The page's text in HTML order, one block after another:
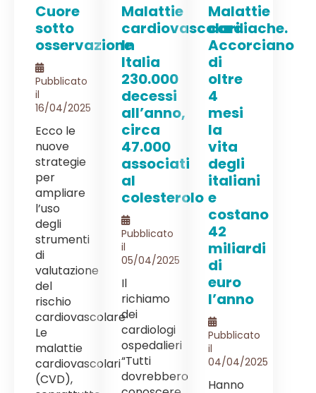
Cuore
sotto
osservazione
Pubblicato
il
16/04/2025
Ecco le
nuove
strategie
per
ampliare
l’uso
degli
strumenti
di
valutazione
del
rischio
cardiovascolare
Le
malattie
cardiovascolari
(CVD),
Malattie
cardiovascolari.
In
Italia
230.000
decessi
all’anno,
circa
47.000
associati
al
colesterolo
Pubblicato
il
05/04/2025
Il
richiamo
dei
cardiologi
ospedalieri
“Tutti
dovrebbero
Malattie
cardiache.
Accorciano
di
oltre
4
mesi
la
vita
degli
italiani
e
costano
42
miliardi
di
euro
l’anno
Pubblicato
il
04/04/2025
Hanno